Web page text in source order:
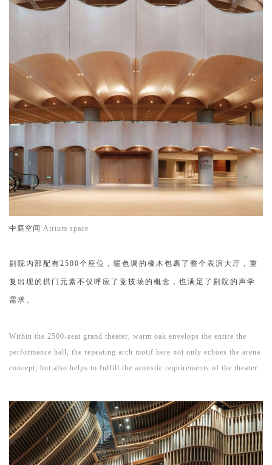
中庭空间 Atrium space
剧院内部配有2500个座位，暖色调的橡木包裹了整个表演大厅，重
复出现的拱门元素不仅呼应了竞技场的概念，也满足了剧院的声学
需求。
Within the 2500-seat grand theater, warm oak envelops the entire the
performance hall, the repeating arch motif here not only echoes the arena
concept, but also helps to fulfill the acoustic requirements of the theater.